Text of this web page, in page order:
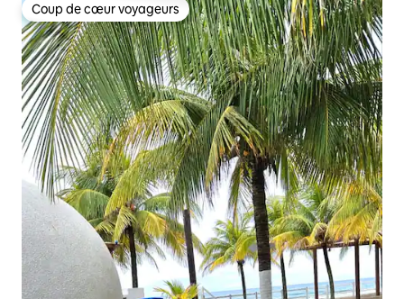
Coup de cœur voyageurs
Coup de cœur voyageurs